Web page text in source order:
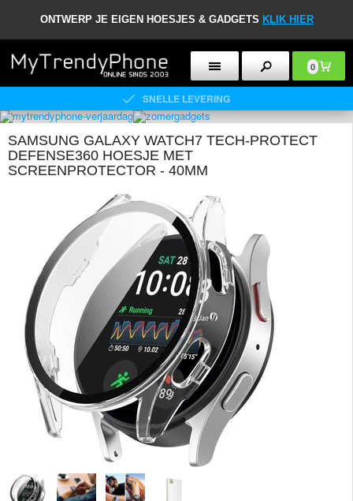
ONTWERP JE EIGEN HOESJES & GADGETS KLIK HIER
0
SNELLE LEVERING
SAMSUNG GALAXY WATCH7 TECH-PROTECT
DEFENSE360 HOESJE MET
SCREENPROTECTOR - 40MM